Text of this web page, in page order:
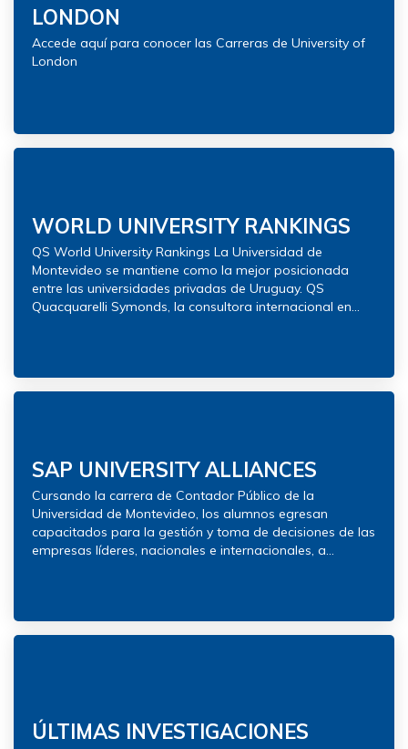
LONDON
Accede aquí para conocer las Carreras de University of
London
WORLD UNIVERSITY RANKINGS
QS World University Rankings La Universidad de
Montevideo se mantiene como la mejor posicionada
entre las universidades privadas de Uruguay. QS
Quacquarelli Symonds, la consultora internacional en...
SAP UNIVERSITY ALLIANCES
Cursando la carrera de Contador Público de la
Universidad de Montevideo, los alumnos egresan
capacitados para la gestión y toma de decisiones de las
empresas líderes, nacionales e internacionales, a...
ÚLTIMAS INVESTIGACIONES